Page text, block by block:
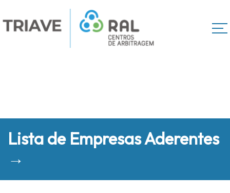
Lista de Empresas Aderentes
→